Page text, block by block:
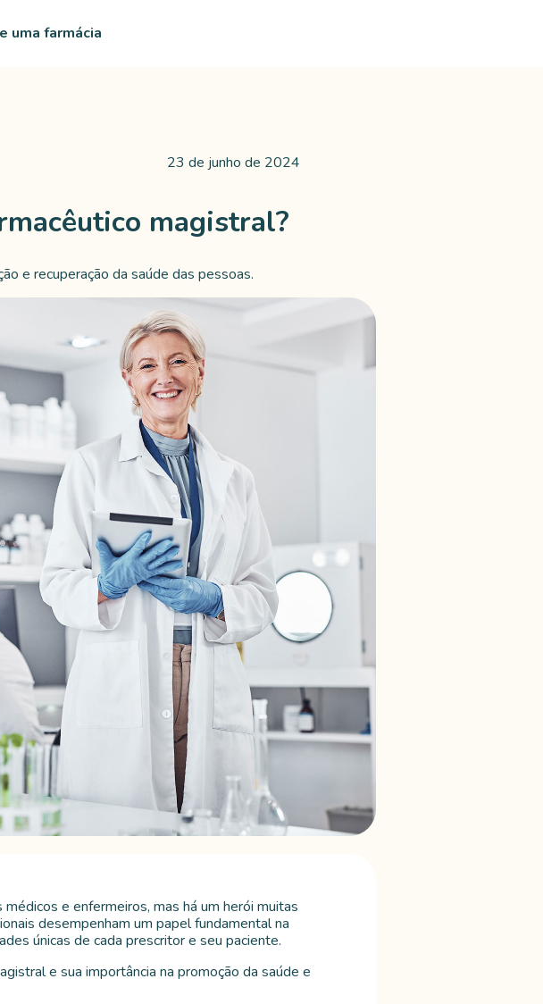
uma farmácia
23 de junho de 2024
magistral?
e recuperação da saúde das pessoas.
e enfermeiros, mas há um herói muitas
desempenham um papel fundamental na
únicas de cada prescritor e seu paciente.
e sua importância na promoção da saúde e